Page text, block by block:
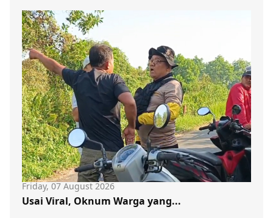
Friday, 07 August 2026
Usai Viral, Oknum Warga yang...